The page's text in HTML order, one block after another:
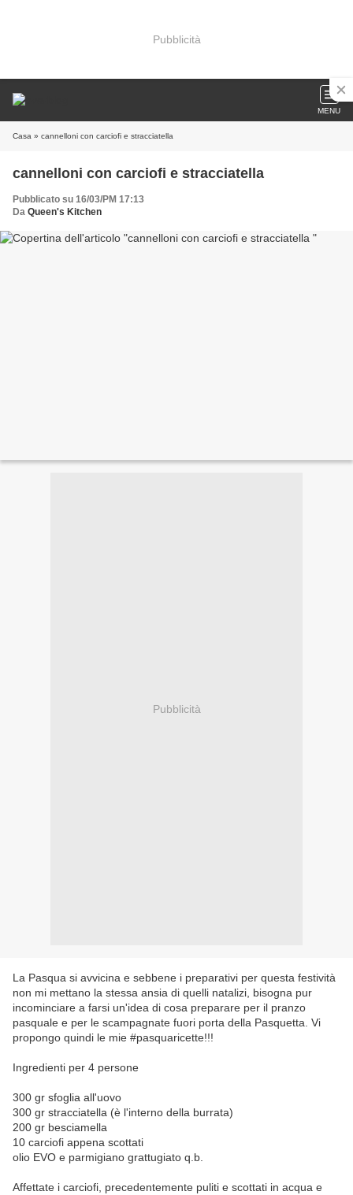
Pubblicità
MENU
Casa » cannelloni con carciofi e stracciatella
cannelloni con carciofi e stracciatella
Pubblicato su 16/03/PM 17:13
Da Queen's Kitchen
Pubblicità
La Pasqua si avvicina e sebbene i preparativi per questa festività
non mi mettano la stessa ansia di quelli natalizi, bisogna pur
incominciare a farsi un'idea di cosa preparare per il pranzo
pasquale e per le scampagnate fuori porta della Pasquetta. Vi
propongo quindi le mie #pasquaricette!!!
Ingredienti per 4 persone
300 gr sfoglia all'uovo
300 gr stracciatella (è l'interno della burrata)
200 gr besciamella
10 carciofi appena scottati
olio EVO e parmigiano grattugiato q.b.
Affettate i carciofi, precedentemente puliti e scottati in acqua e